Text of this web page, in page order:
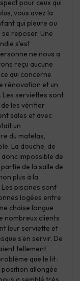
pour ceux qui
vous avez la
qui pleure ou
reposer. Une
s’est
ne nous a
reçu aucune
qui concerne
rénovation et un
Les serviettes sont
les vérifier
sales et avec
un
du matelas,
La douche, de
donc impossible de
de la salle de
plus à la
piscines sont
logées entre
chaise longue
nombreux clients
leur serviette et
s’en servir. De
tellement
que le lit :
allongée